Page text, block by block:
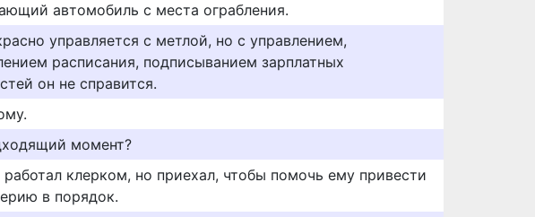
автомобиль с места ограбления.
управляется с метлой, но с управлением,
расписания, подписыванием зарплатных
он не справится.
момент?
работал клерком, но приехал, чтобы помочь ему привести
в порядок.